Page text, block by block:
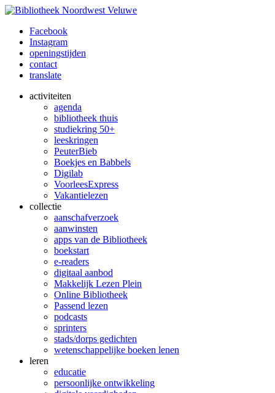
Facebook
Instagram
openingstijden
contact
translate
activiteiten
agenda
bibliotheek thuis
studiekring 50+
leeskringen
PeuterBieb
Boekjes en Babbels
Digilab
VoorleesExpress
Vakantielezen
collectie
aanschafverzoek
aanwinsten
apps van de Bibliotheek
boekstart
e-readers
digitaal aanbod
Makkelijk Lezen Plein
Online Bibliotheek
Passend lezen
podcasts
sprinters
stads/dorps gedichten
wetenschappelijke boeken lenen
leren
educatie
persoonlijke ontwikkeling